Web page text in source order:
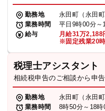
勤務地
永田町（永田
業務時間
平日9時00分～
給与
月給31万2,188
※固定残業20
税理士アシスタント
相続税申告のご相談から申
勤務地
永田町（永田
業務時間
8時50分～18時